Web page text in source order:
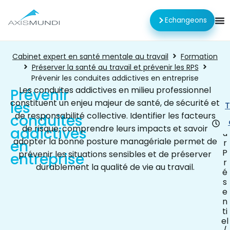
Echangeons
Cabinet expert en santé mentale au travail
Formation
Préserver la santé au travail et prévenir les RPS
Prévenir les conduites addictives en entreprise
Prévenir
les
conduites
addictives
en
entreprise
Les conduites addictives en milieu professionnel
constituent un enjeu majeur de santé, de sécurité et
de responsabilité collective. Identifier les facteurs
de risque, comprendre leurs impacts et savoir
adopter la bonne posture managériale permet de
prévenir les situations sensibles et de préserver
durablement la qualité de vie au travail.
1
u
r
P
r
é
s
e
n
ti
el